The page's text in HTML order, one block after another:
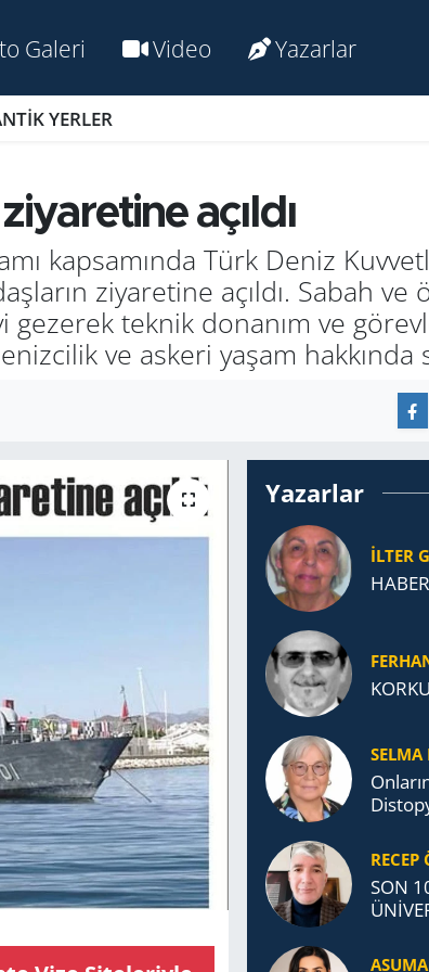
Galeri Video Yazarlar
YERLER
açıldı
kap­sa­mın­da Türk Deniz
zi­ya­re­ti­ne açıl­dı. Sabah
tek­nik do­na­nım ve
ve as­ke­ri yaşam
Yazarlar
İLTER
SELMA
RECEP
SON